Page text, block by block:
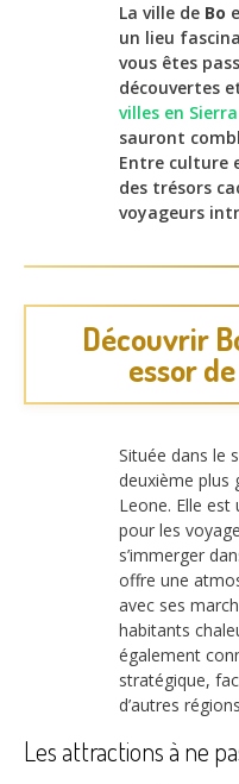
La ville de Bo
un lieu
vous êtes
découvertes
villes en
sauront
Entre culture
des trésors
voyageurs
Découvrir
essor
Située dans le
deuxième plus
Leone. Elle
pour les
s’immerger
offre une
avec ses
habitants
également
stratégique,
d’autres
Les attractions à ne